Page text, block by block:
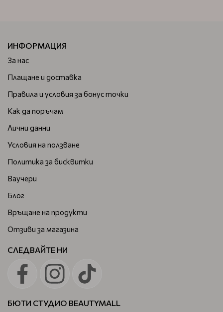
ИНФОРМАЦИЯ
За нас
Плащане и доставка
Правила и условия за бонус точки
Как да поръчам
Лични данни
Условия на ползване
Политика за бисквитки
Ваучери
Блог
Връщане на продукти
Отзиви за магазина
СЛЕДВАЙТЕ НИ
БЮТИ СТУДИО BEAUTYMALL